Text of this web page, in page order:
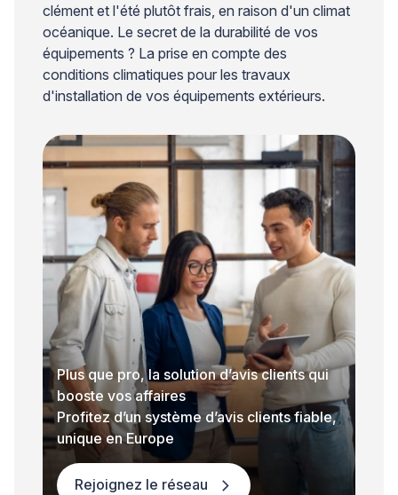
clément et l'été plutôt frais, en raison d'un climat
océanique. Le secret de la durabilité de vos
équipements ? La prise en compte des
conditions climatiques pour les travaux
d'installation de vos équipements extérieurs.
Plus que pro, la solution d’avis clients qui
booste vos affaires
Profitez d’un système d’avis clients fiable,
unique en Europe
Rejoignez le réseau